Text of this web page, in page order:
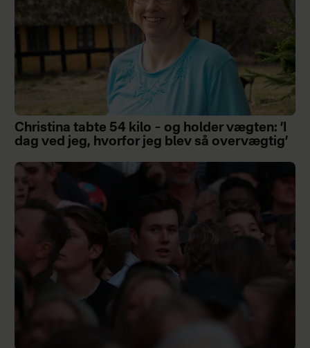
Christina tabte 54 kilo – og holder vægten: ’I
dag ved jeg, hvorfor jeg blev så overvægtig’